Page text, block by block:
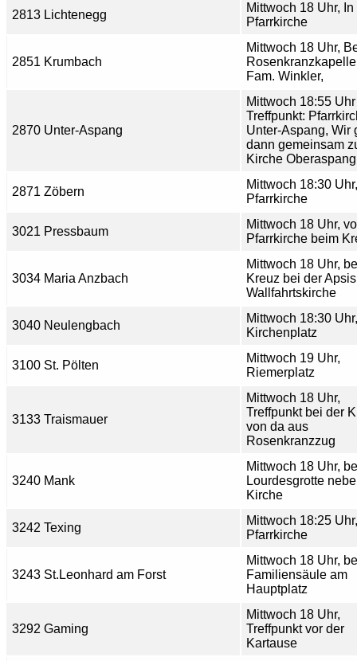
2813 Lichtenegg
Mittwoch 18 Uhr, In
Pfarrkirche
2851 Krumbach
Mittwoch 18 Uhr,
Fam. Winkler,
2870 Unter-Aspang
Mittwoch 18:55 Uhr
Treffpunkt:
Unter-Aspang, Wir
dann gemeinsam
Kirche
2871 Zöbern
Mittwoch 18:30
Pfarrkirche
3021 Pressbaum
Mittwoch 18 Uhr,
Pfarrkirche beim
3034 Maria Anzbach
Mittwoch 18 Uhr,
Kreuz bei der
Wallfahrtskirche
3040 Neulengbach
Mittwoch 18:30
Kirchenplatz
3100 St. Pölten
Mittwoch 19 Uhr,
Riemerplatz
3133 Traismauer
Mittwoch 18 Uhr,
Treffpunkt bei der
von da aus
Rosenkranzzug
3240 Mank
Mittwoch 18 Uhr,
Lourdesgrotte
Kirche
3242 Texing
Mittwoch 18:25
Pfarrkirche
3243 St.Leonhard am Forst
Mittwoch 18 Uhr,
Familiensäule am
Hauptplatz
3292 Gaming
Mittwoch 18 Uhr,
Treffpunkt vor der
Kartause